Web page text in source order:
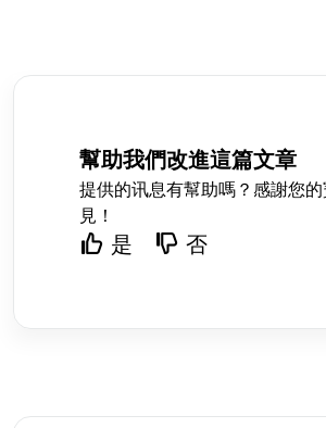
幫助我們改進這篇文章
提供的讯息有幫助嗎？感謝您
見！
是 否